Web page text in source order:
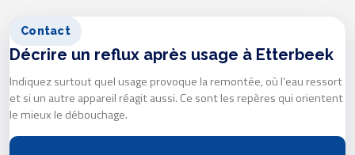
Contact
Décrire un reflux après usage à Etterbeek
Indiquez surtout quel usage provoque la remontée, où l’eau ressort
et si un autre appareil réagit aussi. Ce sont les repères qui orientent
le mieux le débouchage.